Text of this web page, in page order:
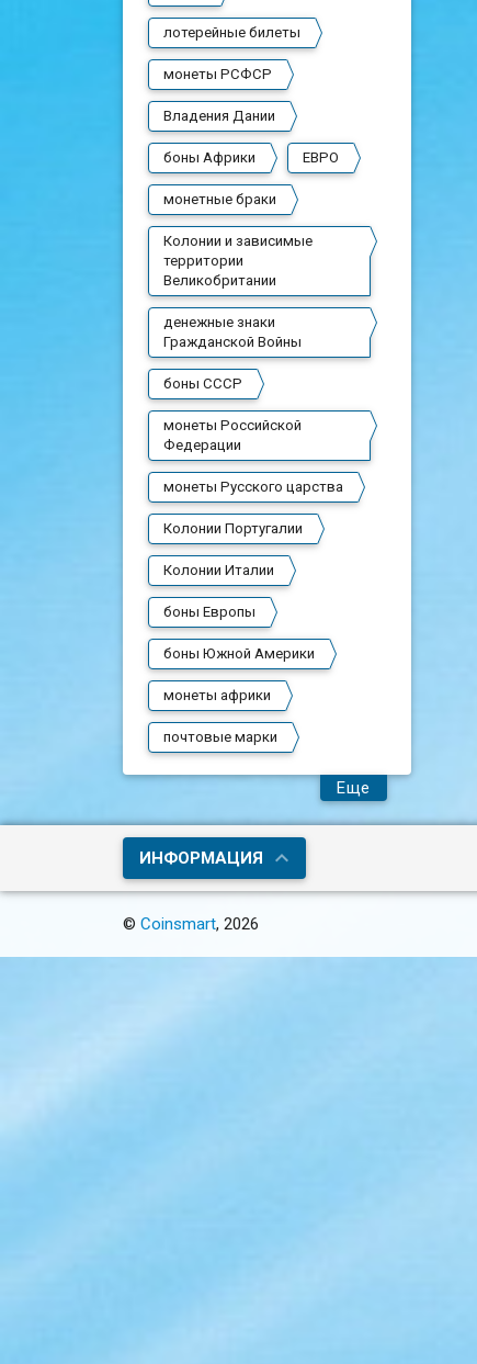
лотерейные билеты
монеты РСФСР
Владения Дании
боны Африки ЕВРО
монетные браки
Колонии и зависимые
территории
Великобритании
денежные знаки
Гражданской Войны
боны СССР
монеты Российской
Федерации
монеты Русского царства
Колонии Португалии
Колонии Италии
боны Европы
боны Южной Америки
монеты африки
почтовые марки
Еще
ИНФОРМАЦИЯ
©Coinsmart, 2026